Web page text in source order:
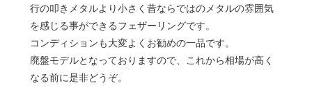
行の叩きメタルより小さく昔ならではのメタルの雰囲気
を感じる事ができるフェザーリングです。
コンディションも大変よくお勧めの一品です。
廃盤モデルとなっておりますので、これから相場が高く
なる前に是非どうぞ。